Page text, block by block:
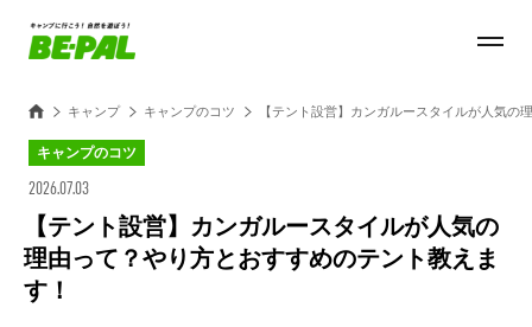
キャンプ キャンプのコツ 【テント設営】カンガルースタイルが人気の
キャンプのコツ
2026.07.03
【テント設営】カンガルースタイルが人気の
理由って？やり方とおすすめのテント教えま
す！